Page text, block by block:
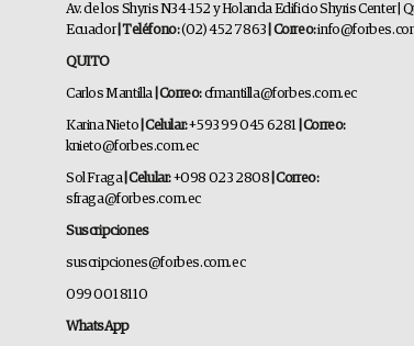
Av. de los Shyris N34-152 y Holanda Edificio Shyris Center |
Ecuador | Teléfono:(02) 452 7863 | Correo:
QUITO
Carlos Mantilla | Correo:cfmantilla@forbes.com.ec
Karina Nieto | Celular:+593 99 045 6281
| Correo:
knieto@forbes.com.ec
Sol Fraga | Celular:+098 023 2808 | Correo:
sfraga@forbes.com.ec
Suscripciones
suscripciones@forbes.com.ec
099 001 8110
WhatsApp